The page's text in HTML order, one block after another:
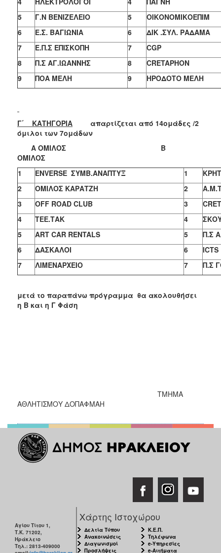
5
Γ.Ν ΒΕΝΙΖΕΛΕΙΟ 5
ΟΙΚΟΝΟΜΙΚΟΕΠΙΜ
6
Ε.Σ. ΒΑΓΙΩΝΙΑ 6
ΔΙΚ .ΣΥΛ. ΡΑΔΑΜΑ
7
Ε.Π.Σ ΕΠΙΣΚΟΠΗ 7
CGP
8
Π.Σ ΑΓ.ΙΩΑΝΝΗΣ 8 CRETAPHΟN
9
ΠΟΑ ΜΕΛΗ 9 ΗΡΟΔΟΤΟ ΜΕΛΗ
Γ΄ ΚΑΤΗΓΟΡΙΑ
απαρτίζεται από 14ομάδες /2
όμιλοι των 7ομάδων
Α ΟΜΙΛΟΣ Β
ΟΜΙΛΟΣ
1
ENVERSE ΣΥΜΒ.ΑΝΑΠΤΥΞ 1
2
ΟΜΙΛΟΣ ΚΑΡΑΤΖΗ 2
3
OFF ROAD CLUB 3
4
ΤΕΕ.ΤΑΚ 4
5
ART CAR RENTALS 5
Π.Σ
6
ΔΑΣΚΑΛΟΙ 6
7
ΛΙΜΕΝΑΡΧΕΙΟ 7 Π.Σ
μετά το παραπάνω πρόγραμμα θα ακολουθήσει
η Β και η Γ Φάση
ΤΜΗΜΑ
ΑΘΛΗΤΙΣΜΟΥ ΔΟΠΑΦΜΑΗ
Αγίου Τίτου 1,
Τ.Κ. 71202,
Ηράκλειο
Τηλ.: 2813-409000
Χάρτης Ιστοχώρου
Δελτία Τύπου
Ανακοινώσεις
Διαγωνισμοί
Προσλήψεις
Κ.Ε.Π.
Τηλέφωνα
e-Υπηρεσίες
e-Αιτήματα